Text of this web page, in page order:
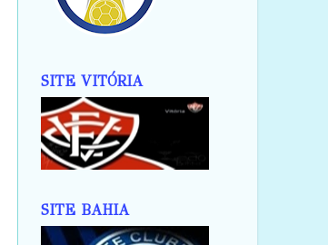
SITE VITÓRIA
SITE BAHIA